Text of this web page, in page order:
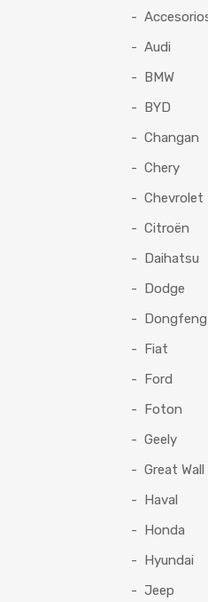
Audi
BMW
BYD
Changan
Chery
Chevrolet
Citroën
Daihatsu
Dodge
Dongfeng
Fiat
Ford
Foton
Geely
Great Wall
Haval
Honda
Hyundai
Jeep